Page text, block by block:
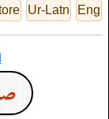
Eng
Ur-Latn